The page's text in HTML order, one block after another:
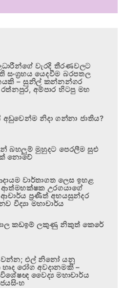
වැරදි තීරණවලට
යෙදවීම බරපතල
– සුනිල් කන්නන්ගර
අම්පාර හිටපු මහ
නිදා ගන්නා ජාතිය?
බහලුම් මුහුදට පෙරලීම සුළු
නොවේ
වාර්තාගත ලෙස ඉහළ
ආත්මභක්ෂක උරගයාගේ
ප්‍රණීත් අභයසුන්දර
විද්‍යා මහාචාර්ය
කඩඉම් ලකුණු නිකුත් කෙරේ
වන්න; එල් නිනෝ යනු
හෘද රෝග අවදානමකි –
විශේෂඥ වෛද්‍ය මහාචාර්ය